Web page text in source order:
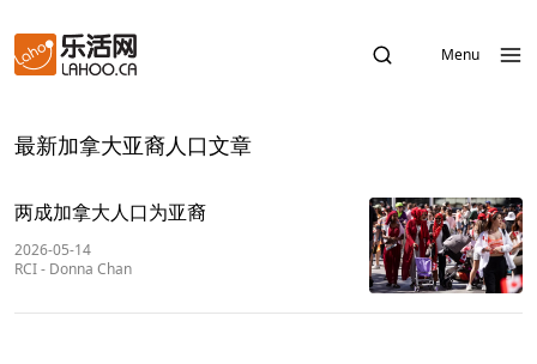
Menu
最新加拿大亚裔人口文章
两成加拿大人口为亚裔
2026-05-14
RCI- Donna Chan